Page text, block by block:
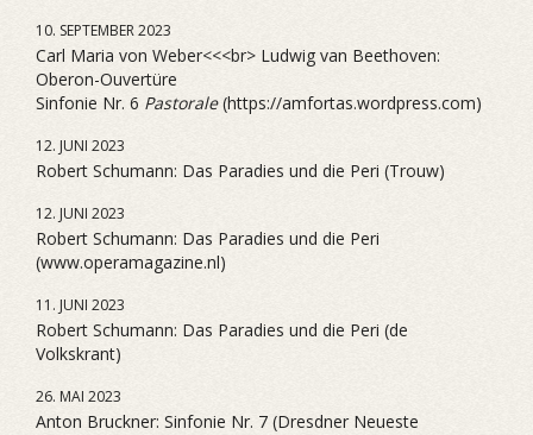
10. SEPTEMBER 2023
Carl Maria von Weber<<<br> Ludwig van Beethoven:
Oberon-Ouvertüre
Sinfonie Nr. 6 Pastorale(https://amfortas.wordpress.com)
12. JUNI 2023
Robert Schumann: Das Paradies und die Peri (Trouw)
12. JUNI 2023
Robert Schumann: Das Paradies und die Peri
(www.operamagazine.nl)
11. JUNI 2023
Robert Schumann: Das Paradies und die Peri (de
Volkskrant)
26. MAI 2023
Anton Bruckner: Sinfonie Nr. 7 (Dresdner Neueste